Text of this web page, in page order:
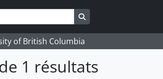
Search in browse page
of British Columbia
1 résultats